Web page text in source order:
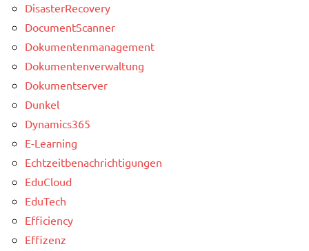
DisasterRecovery
DocumentScanner
Dokumentenmanagement
Dokumentenverwaltung
Dokumentserver
Dunkel
Dynamics365
E-Learning
Echtzeitbenachrichtigungen
EduCloud
EduTech
Efficiency
Effizenz